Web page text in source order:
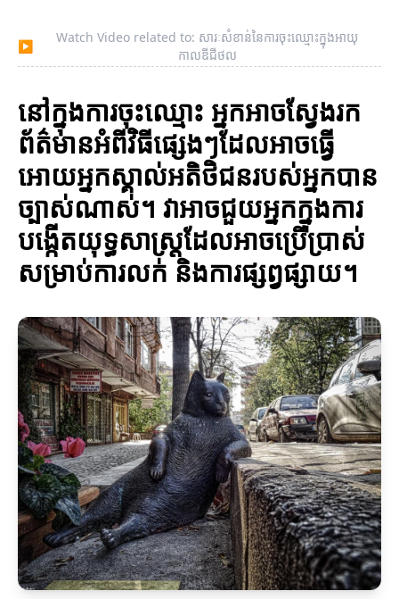
▶
Watch Video related to: សារៈសំខាន់នៃការចុះឈ្មោះក្នុងអាយុ
កាលឌីជីថល
នៅក្នុងការចុះឈ្មោះ អ្នកអាចស្វែងរក
ព័ត៌មានអំពីវិធីផ្សេងៗដែលអាចធ្វើ
អោយអ្នកស្គាល់អតិថិជនរបស់អ្នកបាន
ច្បាស់ណាស់។ វាអាចជួយអ្នកក្នុងការ
បង្កើតយុទ្ធសាស្ត្រដែលអាចប្រើប្រាស់
សម្រាប់ការលក់ និងការផ្សព្វផ្សាយ។